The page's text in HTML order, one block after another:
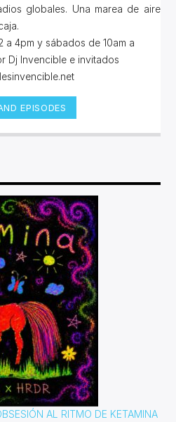
globales. Una marea de aire
a 4pm y sábados de 10am a
Dj Invencible e invitados
EPISODES
AL RITMO DE KETAMINA